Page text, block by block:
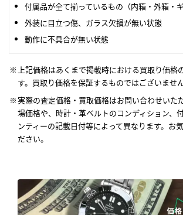
付属品が全て揃っているもの（内箱・外箱・
外装に目立つ傷、ガラス欠損が無い状態
動作に不具合が無い状態
上記価格はあくまで掲載時における買取り価格
す。買取り価格を保証するものではございません
実際の査定価格・買取価格はお問い合わせいた
場価格や、時計・革ベルトのコンディション、
ンティーの記載日付等によって異なります。お
ださい。